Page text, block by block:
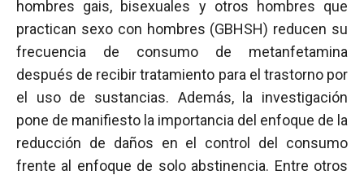
hombres gais, bisexuales y otros hombres que
practican sexo con hombres (GBHSH) reducen su
frecuencia de consumo de metanfetamina
después de recibir tratamiento para el trastorno por
el uso de sustancias. Además, la investigación
pone de manifiesto la importancia del enfoque de la
reducción de daños en el control del consumo
frente al enfoque de solo abstinencia. Entre otros